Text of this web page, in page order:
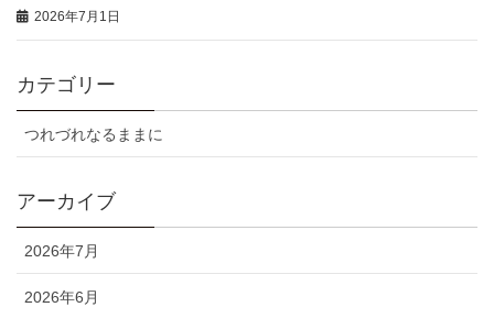
2026年7月1日
カテゴリー
つれづれなるままに
アーカイブ
2026年7月
2026年6月